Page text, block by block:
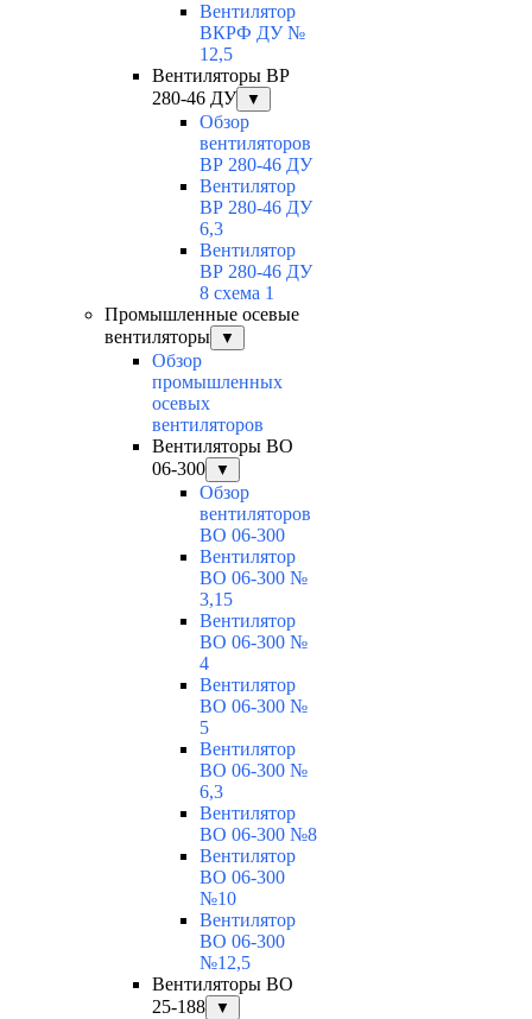
Вентилятор
ВКРФ ДУ №
12,5
Вентиляторы ВР
280-46 ДУ
▼
Обзор
вентиляторов
ВР 280-46 ДУ
Вентилятор
ВР 280-46 ДУ
6,3
Вентилятор
ВР 280-46 ДУ
8 схема 1
Промышленные осевые
вентиляторы
▼
Обзор
промышленных
осевых
вентиляторов
Вентиляторы ВО
06-300
▼
Обзор
вентиляторов
ВО 06-300
Вентилятор
ВО 06-300 №
3,15
Вентилятор
ВО 06-300 №
4
Вентилятор
ВО 06-300 №
5
Вентилятор
ВО 06-300 №
6,3
Вентилятор
ВО 06-300 №8
Вентилятор
ВО 06-300
№10
Вентилятор
ВО 06-300
№12,5
Вентиляторы ВО
25-188
▼